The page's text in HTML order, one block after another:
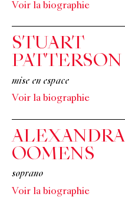
Voir la biographie
STUART
PATTERSON
mise en espace
Voir la biographie
ALEXANDRA
OOMENS
soprano
Voir la biographie